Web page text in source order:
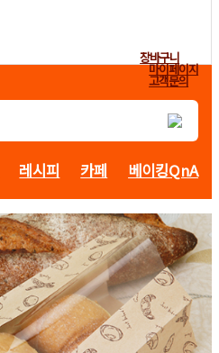
장바구니
마이페이지
고객문의
레시피 카페 베이킹QnA